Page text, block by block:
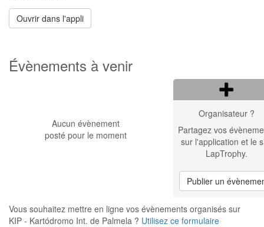
Ouvrir dans l'appli
Évènements à venir
Aucun évènement
posté pour le moment
Organisateur ?
Partagez vos
sur l'application et le
LapTrophy.
Publier un
Vous souhaitez mettre en ligne vos évènements organisés sur
KIP - Kartódromo Int. de Palmela ? Utilisez ce formulaire